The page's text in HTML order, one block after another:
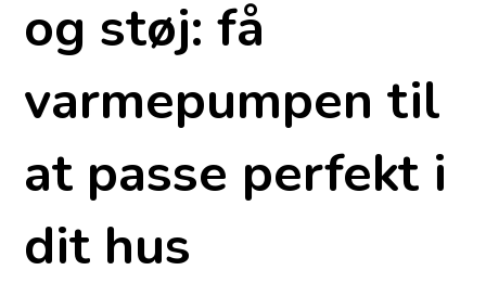
og støj: få
varmepumpen til
at passe perfekt i
dit hus